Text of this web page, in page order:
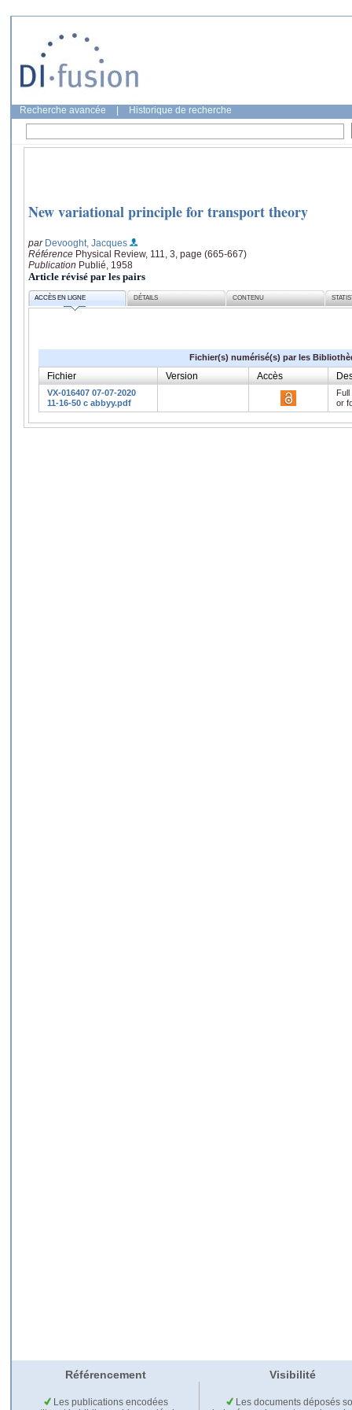
Recherche avancée Historique de recherche
New variational principle for transport theory
par Devooght, Jacques
Référence Physical Review, 111, 3, page (665-667)
Publication Publié, 1958
Article révisé par les pairs
ACCÈS EN LIGNE DÉTAILS CONTENU
Fichier(s) numérisé(s) par les
Fichier Version Accès
VX-016407 07-07-2020
11-16-50 c abbyy.pdf
or
Référencement Visibilité
Les publications encodées
Les documents déposés